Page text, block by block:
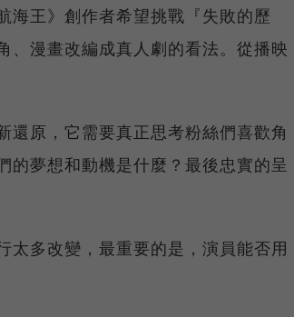
海王》創作者希望挑戰『失敗的歷
、漫畫改編成真人劇的看法。從播映
還原，它需要真正思考粉絲們喜歡角
的夢想和動機是什麼？最後忠實的呈
太多改變，最重要的是，演員能否用